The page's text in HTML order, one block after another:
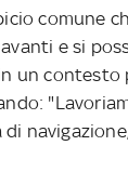
comune
e si
un contesto